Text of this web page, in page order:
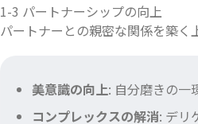
1-3 パートナーシップの向上
パートナーとの親密な関係を築く
美意識の向上: 自分磨きの一
コンプレックスの解消: デリ